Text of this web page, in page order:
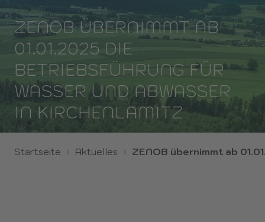
ZENOB ÜBERNIMMT AB
01.01.2025 DIE
BETRIEBSFÜHRUNG FÜR
WASSER UND ABWASSER
IN KIRCHENLAMITZ
Startseite Aktuelles ZENOB übernimmt ab